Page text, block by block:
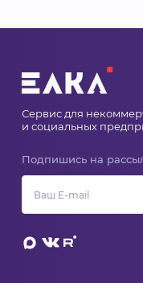
Сервис для
и социальных
Подпишись на